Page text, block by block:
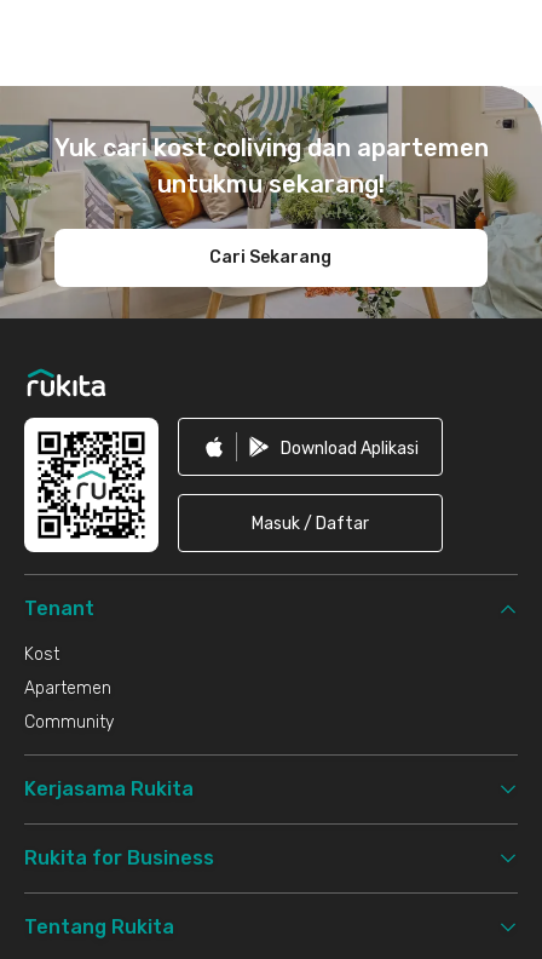
Yuk cari kost coliving dan apartemen
untukmu sekarang!
Cari Sekarang
Download Aplikasi
Masuk / Daftar
Tenant
Kost
Apartemen
Community
Kerjasama Rukita
Rukita for Business
Tentang Rukita